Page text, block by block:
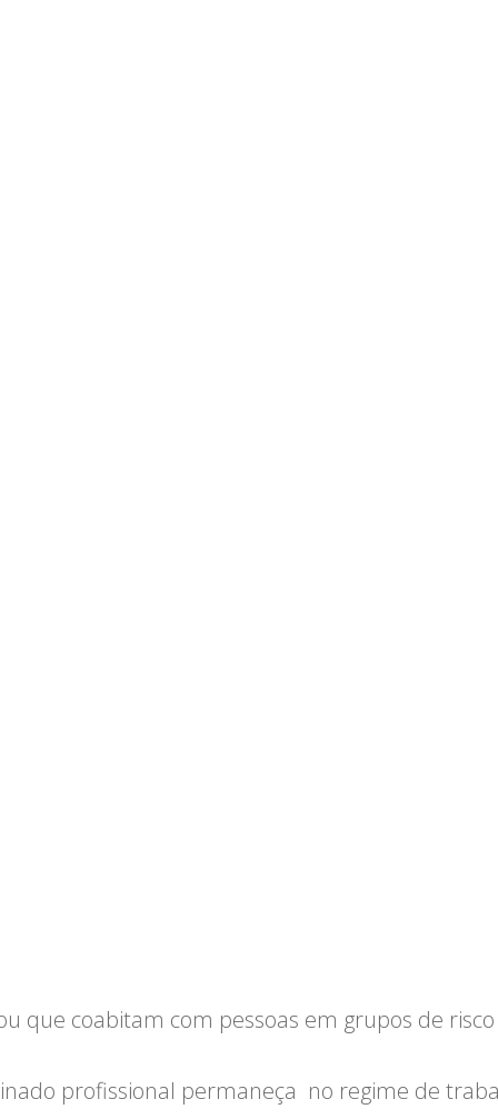
coabitam com pessoas em grupos de
profissional permaneça no regime de